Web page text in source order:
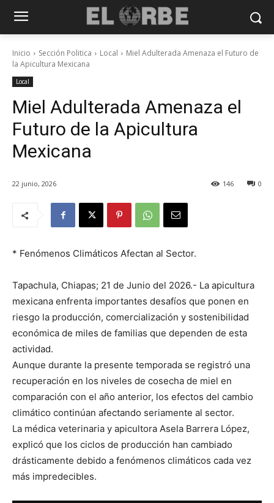
Inicio Sección Politica Local
Miel Adulterada Amenaza el Futuro de
la Apicultura Mexicana
Local
Miel Adulterada Amenaza el
Futuro de la Apicultura
Mexicana
22 junio, 2026 0
146
* Fenómenos Climáticos Afectan al Sector.
Tapachula, Chiapas; 21 de Junio del 2026.- La apicultura
mexicana enfrenta importantes desafíos que ponen en
riesgo la producción, comercialización y sostenibilidad
económica de miles de familias que dependen de esta
actividad.
Aunque durante la presente temporada se registró una
recuperación en los niveles de cosecha de miel en
comparación con el año anterior, los efectos del cambio
climático continúan afectando seriamente al sector.
La médica veterinaria y apicultora Asela Barrera López,
explicó que los ciclos de producción han cambiado
drásticamente debido a fenómenos climáticos cada vez
más impredecibles.